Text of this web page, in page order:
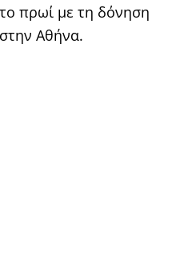
πρωί με τη δόνηση
Αθήνα.